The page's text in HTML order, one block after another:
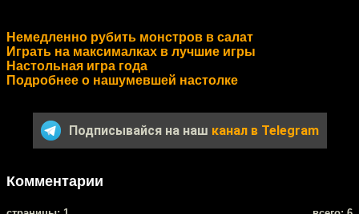
Немедленно рубить монстров в салат
Играть на максималках в лучшие игры
Настольная игра года
Подробнее о нашумевшей настолке
Подписывайся на наш канал в Telegram
Комментарии